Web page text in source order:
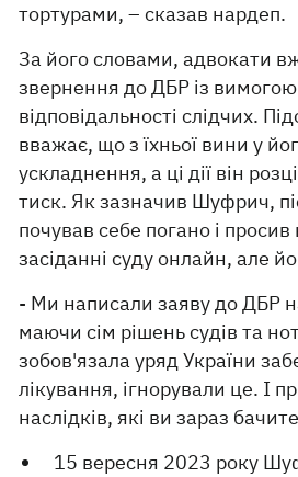
тортурами, – сказав нардеп.
За його словами, адвокати
звернення до ДБР із
відповідальності слідчих.
вважає, що з їхньої вини у
ускладнення, а ці дії він
тиск. Як зазначив Шуфрич,
почував себе погано і просив
засіданні суду онлайн, але
- Ми написали заяву до ДБР
маючи сім рішень судів та
зобов'язала уряд України
лікування, ігнорували це. І
наслідків, які ви зараз
15 вересня 2023 року